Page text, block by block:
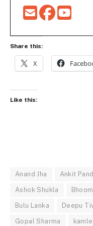
Share this:
X
Like this:
Anand Jha Ankit
Ashok Shukla
Bulu Lanka Deepu
Gopal Sharma